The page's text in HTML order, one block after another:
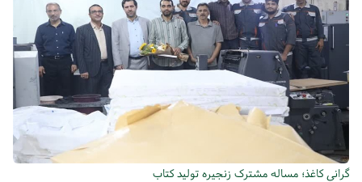
گرانی کاغذ؛ مساله مشترک زنجیره تولید کتاب